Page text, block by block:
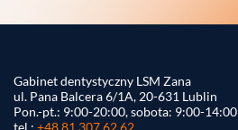
Gabinet dentystyczny LSM Zana
ul. Pana Balcera 6/1A, 20-631 Lublin
Pon.-pt.: 9:00-20:00, sobota: 9:00-14:00
tel.: +48 81 307 62 62